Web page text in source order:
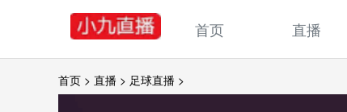
首页 直播
首页 > 直播 > 足球直播 >